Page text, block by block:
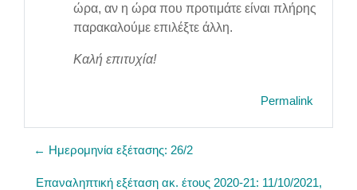
ώρα, αν η ώρα που προτιμάτε είναι πλήρης
παρακαλούμε επιλέξτε άλλη.
Καλή επιτυχία!
Permalink
← Ημερομηνία εξέτασης: 26/2
Επαναληπτική εξέταση ακ. έτους 2020-21: 11/10/2021,